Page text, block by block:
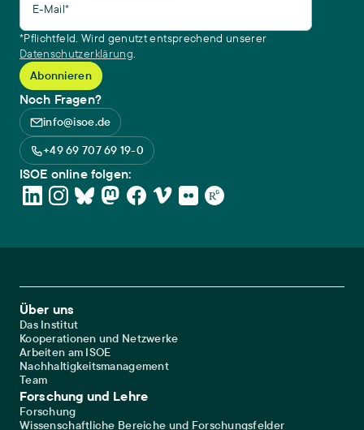
E-Mail*
*Pflichtfeld. Wird genutzt entsprechend unserer
Datenschutzerklärung.
Noch Fragen?
info@isoe.de
+49 69 707 69 19-0
ISOE online folgen:
Footer Main Navigation
Über uns
Das Institut
Kooperationen und Netzwerke
Arbeiten am ISOE
Nachhaltigkeitsmanagement
Team
Forschung und Lehre
Forschung
Wissenschaftliche Bereiche und Forschungsfelder